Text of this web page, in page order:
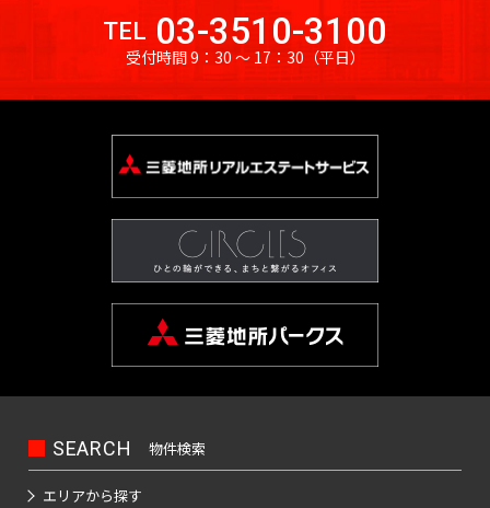
TEL 03-3510-3100
受付時間 9：30 〜 17：30 （平日）
SEARCH 物件検索
エリアから探す